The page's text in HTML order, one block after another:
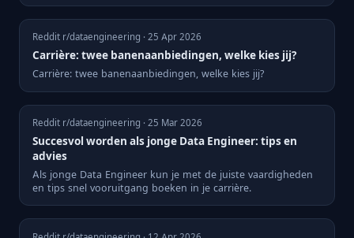
Reddit r/dataengineering · 25 Apr 2026
Carrière: twee banenaanbiedingen, welke kies jij?
Carrière: twee banenaanbiedingen, welke kies jij?
Reddit r/dataengineering · 25 Mar 2026
Succesvol worden als jonge Data Engineer: tips en
advies
Als jonge Data Engineer kun je met de juiste vaardigheden
en tips snel vooruitgang boeken in je carrière.